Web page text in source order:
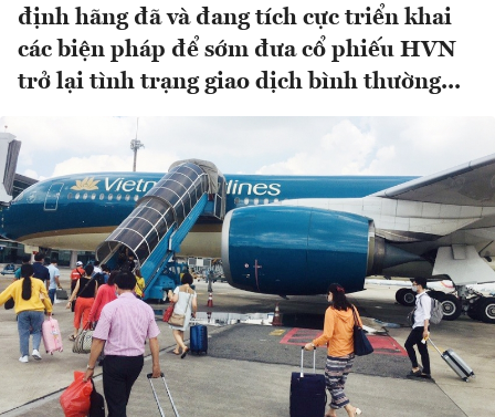
định hãng đã và đang tích cực triển khai
các biện pháp để sớm đưa cổ phiếu HVN
trở lại tình trạng giao dịch bình thường...